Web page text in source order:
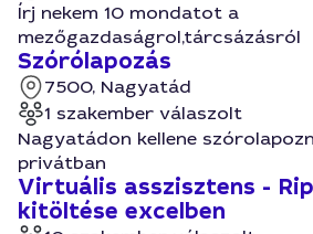
Írj nekem 10 mondatot a
mezőgazdaságrol,tárcsázásról
Szórólapozás
7500, Nagyatád
1 szakember válaszolt
Nagyatádon kellene
privátban
Virtuális asszisztens -
kitöltése excelben